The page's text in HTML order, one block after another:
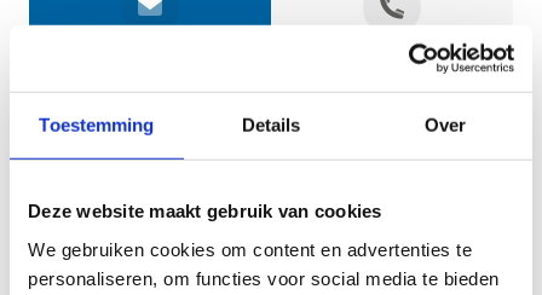
Toestemming Details Over
Deze website maakt gebruik van cookies
We gebruiken cookies om content en advertenties te
personaliseren, om functies voor social media te bieden